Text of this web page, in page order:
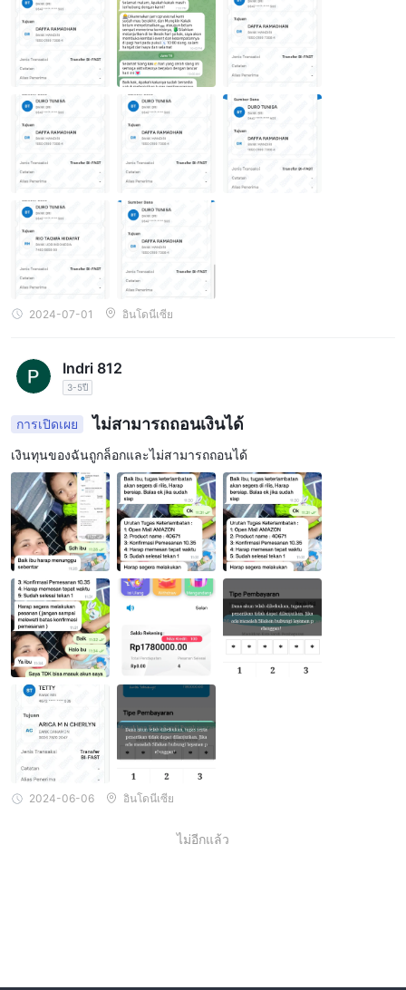
2024-07-01 อินโดนีเซีย
Indri 812
3-5ปี
การเปิดเผย ไม่สามารถถอนเงินได้
เงินทุนของฉันถูกล็อกและไม่สามารถถอนได้
2024-06-06 อินโดนีเซีย
ไม่อีกแล้ว